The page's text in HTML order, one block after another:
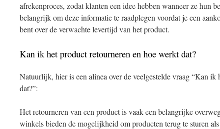
afrekenproces, zodat klanten een idee hebben wanneer ze hun
belangrijk om deze informatie te raadplegen voordat je een
bent over de verwachte levertijd van het product.
Kan ik het product retourneren en hoe werkt dat?
Natuurlijk, hier is een alinea over de veelgestelde vraag “Kan
dat?”:
Het retourneren van een product is vaak een belangrijke
winkels bieden de mogelijkheid om producten terug te sturen